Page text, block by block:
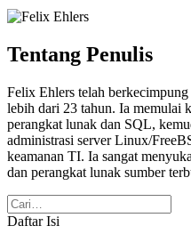
Tentang Penulis
Felix Ehlers telah
lebih dari 23 tahun. Ia memulai
perangkat lunak dan SQL,
administrasi server Linux/
keamanan TI. Ia sangat
dan perangkat lunak sumber
Daftar Isi